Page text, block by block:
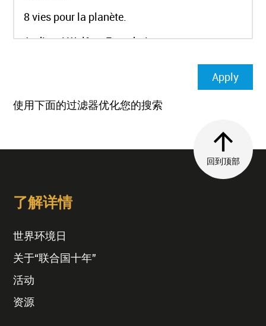
使用下面的过滤器优化您的搜索
回到顶部
了解详情
世界环境日
关于“联合国十年”
活动
资源